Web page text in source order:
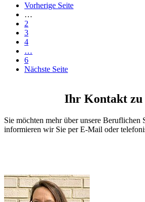
Vorherige Seite
…
2
3
4
…
6
Nächste Seite
Ihr Kontakt zu
Sie möchten mehr über unsere Beruflichen
informieren wir Sie per E-Mail oder